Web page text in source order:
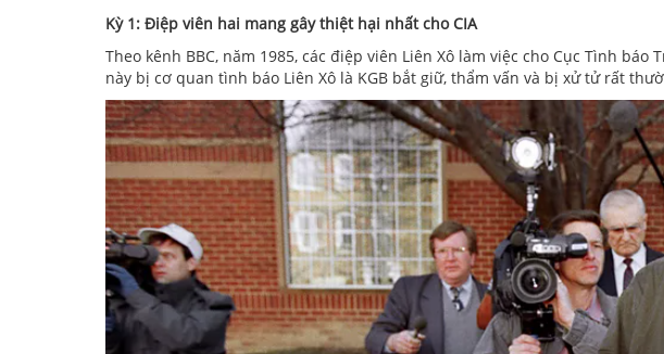
Cộng tác viên - Thực tập sinh
Thành viên nòng cốt của chúng tôi
Kỳ 1: Điệp viên hai mang gây thiệt hại nhất cho CIA
Theo kênh BBC, năm 1985, các điệp viên Liên Xô làm việc cho Cục Tình
này bị cơ quan tình báo Liên Xô là KGB bắt giữ, thẩm vấn và bị xử tử rất